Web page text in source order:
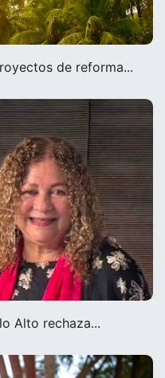
de reforma...
Alto rechaza...